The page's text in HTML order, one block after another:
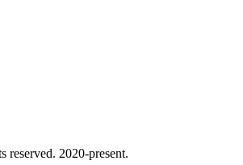
2020-present.